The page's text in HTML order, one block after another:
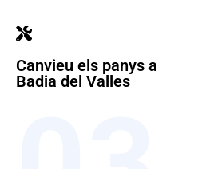
Canvieu els panys a
Badia del Valles